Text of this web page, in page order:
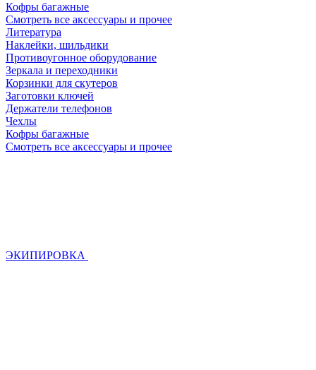
Кофры багажные
Смотреть все аксессуары и прочее
Литература
Наклейки, шильдики
Противоугонное оборудование
Зеркала и переходники
Корзинки для скутеров
Заготовки ключей
Держатели телефонов
Чехлы
Кофры багажные
Смотреть все аксессуары и прочее
ЭКИПИРОВКА